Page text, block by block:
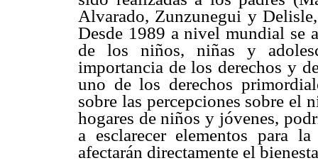
Alvarado, Zunzunegui y
Desde 1989 a nivel mundial se
de los niños, niñas y
importancia de los derechos y
uno de los derechos
sobre las percepciones sobre el
hogares de niños y jóvenes,
a esclarecer elementos para
afectarán directamente el